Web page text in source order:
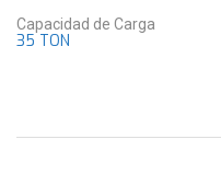
Capacidad de Carga
35 TON